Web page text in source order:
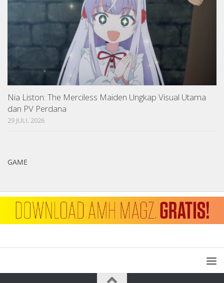
Nia Liston: The Merciless Maiden Ungkap Visual Utama
dan PV Perdana
29 JULI, 2026
GAME